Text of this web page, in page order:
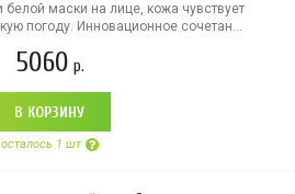
белой маски на лице, кожа чувствует
погоду. Инновационное сочетан...
5060 р.
В КОРЗИНУ
осталось 1 шт